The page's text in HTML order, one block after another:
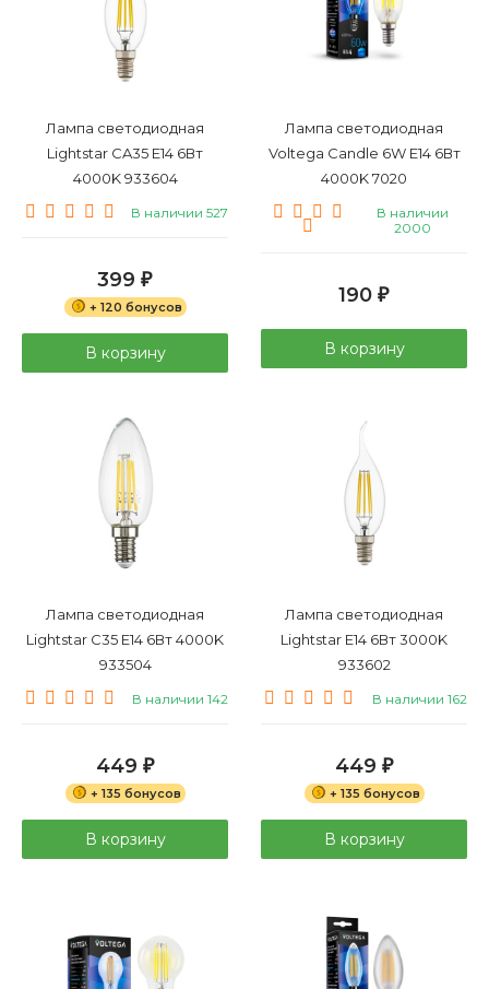
Лампа светодиодная
Lightstar CA35 E14 6Вт
4000K 933604
В наличии 527
399 ₽
+ 120 бонусов
В корзину
Лампа светодиодная
Voltega Candle 6W E14 6Вт
4000K 7020
В наличии
2000
190 ₽
В корзину
Лампа светодиодная
Lightstar C35 E14 6Вт 4000K
933504
В наличии 142
449 ₽
+ 135 бонусов
В корзину
Лампа светодиодная
Lightstar E14 6Вт 3000K
933602
В наличии 162
449 ₽
+ 135 бонусов
В корзину